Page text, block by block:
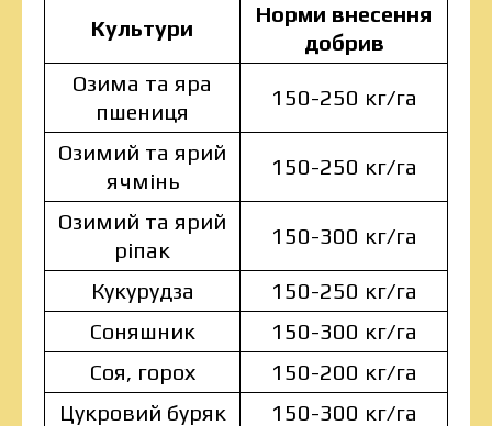
Культури
Норми внесення
добрив
Озима та яра
пшениця
150-250 кг/га
Озимий та ярий
ячмінь
150-250 кг/га
Озимий та ярий
ріпак
150-300 кг/га
Кукурудза
150-250 кг/га
Соняшник
150-300 кг/га
Соя, горох
150-200 кг/га
Цукровий буряк
150-300 кг/га